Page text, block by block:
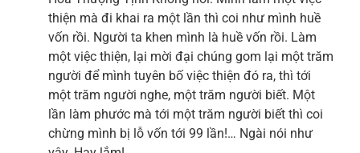
thiện mà đi khai ra một lần thì coi như mình huề
vốn rồi. Người ta khen mình là huề vốn rồi. Làm
một việc thiện, lại mời đại chúng gom lại một trăm
người để mình tuyên bố việc thiện đó ra, thì tới
một trăm người nghe, một trăm người biết. Một
lần làm phước mà tới một trăm người biết thì coi
chừng mình bị lỗ vốn tới 99 lần!… Ngài nói như